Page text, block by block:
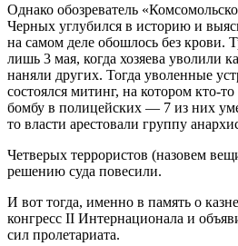
Однако обозреватель
Черных углубился в историю и
на самом деле обошлось без крови.
лишь 3 мая, когда хозяева уволили
наняли других. Тогда уволенные
состоялся митинг, на котором кто-
бомбу в полицейских — 7 из них
то власти арестовали группу
Четверых террористов (назовем
решению суда повесили.
И вот тогда, именно в память о
конгресс II Интернационала и
сил пролетариата.